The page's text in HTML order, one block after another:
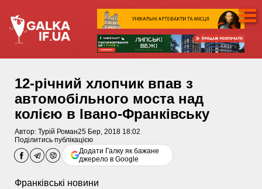
12-річний хлопчик впав з
автомобільного моста над
колією в Івано-Франківську
Автор: Турій Роман25 Бер, 2018 18:02
Поділитись публікацією
Додати Галку як бажане
джерело в Google
Франківські новини